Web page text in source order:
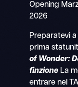
Opening
2026
Preparatevi
prima
of Wonder:
finzione La
entrare nel